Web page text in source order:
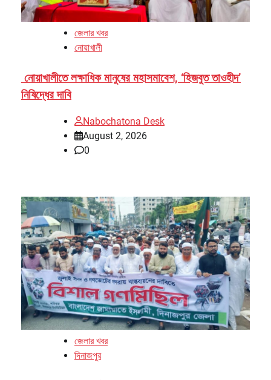
জেলার খবর
নোয়াখালী
নোয়াখালীতে লক্ষাধিক মানুষের মহাসমাবেশ, ‘হিজবুত তাওহীদ’
নিষিদ্ধের দাবি
Nabochatona Desk
August 2, 2026
0
জেলার খবর
দিনাজপুর